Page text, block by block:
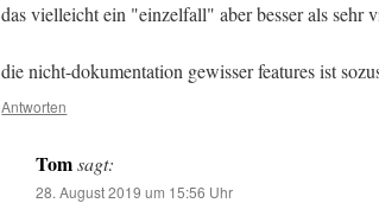
das vielleicht ein "einzelfall" aber besser als sehr
die nicht-dokumentation gewisser features ist
Antworten
Tom sagt:
28. August 2019 um 15:56 Uhr